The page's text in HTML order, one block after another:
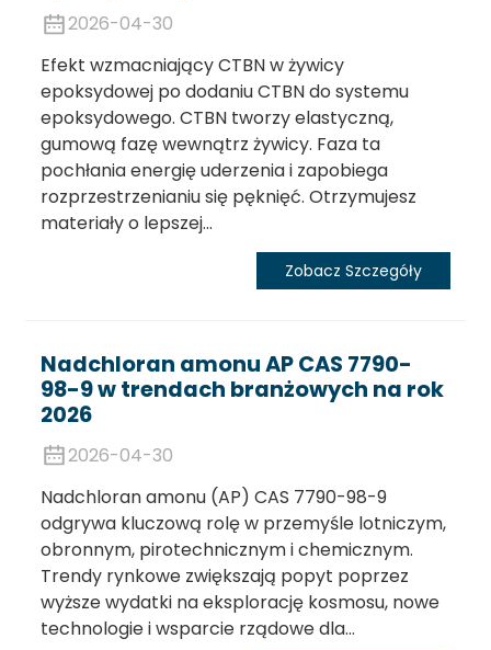
2026-04-30
Efekt wzmacniający CTBN w żywicy
epoksydowej po dodaniu CTBN do systemu
epoksydowego. CTBN tworzy elastyczną,
gumową fazę wewnątrz żywicy. Faza ta
pochłania energię uderzenia i zapobiega
rozprzestrzenianiu się pęknięć. Otrzymujesz
materiały o lepszej...
Zobacz Szczegóły
Nadchloran amonu AP CAS 7790-
98-9 w trendach branżowych na rok
2026
2026-04-30
Nadchloran amonu (AP) CAS 7790-98-9
odgrywa kluczową rolę w przemyśle lotniczym,
obronnym, pirotechnicznym i chemicznym.
Trendy rynkowe zwiększają popyt poprzez
wyższe wydatki na eksplorację kosmosu, nowe
technologie i wsparcie rządowe dla...